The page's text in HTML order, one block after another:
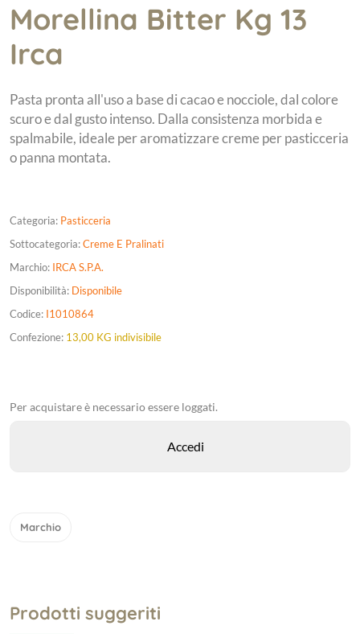
Morellina Bitter Kg 13
Irca
Pasta pronta all'uso a base di cacao e nocciole, dal colore
scuro e dal gusto intenso. Dalla consistenza morbida e
spalmabile, ideale per aromatizzare creme per pasticceria
o panna montata.
Categoria: Pasticceria
Sottocategoria:Creme E Pralinati
Marchio: IRCA S.P.A.
Disponibilità: Disponibile
Codice: I1010864
Confezione: 13,00 KG indivisibile
Per acquistare è necessario essere loggati.
Marchio
Prodotti suggeriti